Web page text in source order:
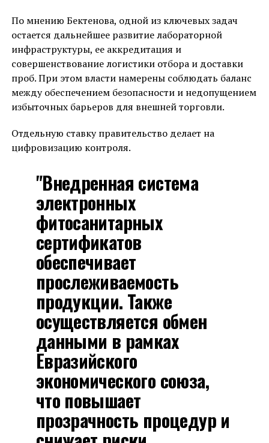
По мнению Бектенова, одной из ключевых задач
остается дальнейшее развитие лабораторной
инфраструктуры, ее аккредитация и
совершенствование логистики отбора и доставки
проб. При этом власти намерены соблюдать баланс
между обеспечением безопасности и недопущением
избыточных барьеров для внешней торговли.
Отдельную ставку правительство делает на
цифровизацию контроля.
"Внедренная система
электронных
фитосанитарных
сертификатов
обеспечивает
прослеживаемость
продукции. Также
осуществляется обмен
данными в рамках
Евразийского
экономического союза,
что повышает
прозрачность процедур и